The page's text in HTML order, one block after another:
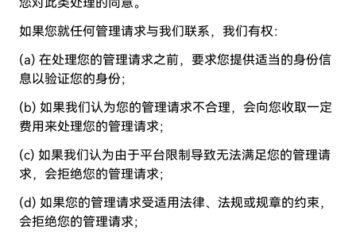
如果您就任何管理请求与我们联系，我们有权：
(a) 在处理您的管理请求之前，要求您提供适当的身份信
息以验证您的身份；
(b) 如果我们认为您的管理请求不合理，会向您收取一定
费用来处理您的管理请求；
(c) 如果我们认为由于平台限制导致无法满足您的管理请
求，会拒绝您的管理请求；
(d) 如果您的管理请求受适用法律、法规或规章的约束，
会拒绝您的管理请求；